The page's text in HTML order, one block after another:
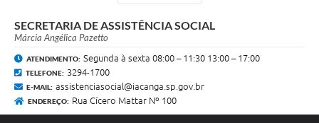
SECRETARIA DE ASSISTÊNCIA SOCIAL
Márcia Angélica Pazetto
ATENDIMENTO: Segunda à sexta 08:00 – 11:30 13:00 – 17:00
TELEFONE: 3294-1700
E-MAIL: assistenciasocial@iacanga.sp.gov.br
ENDEREÇO: Rua Cícero Mattar Nº 100